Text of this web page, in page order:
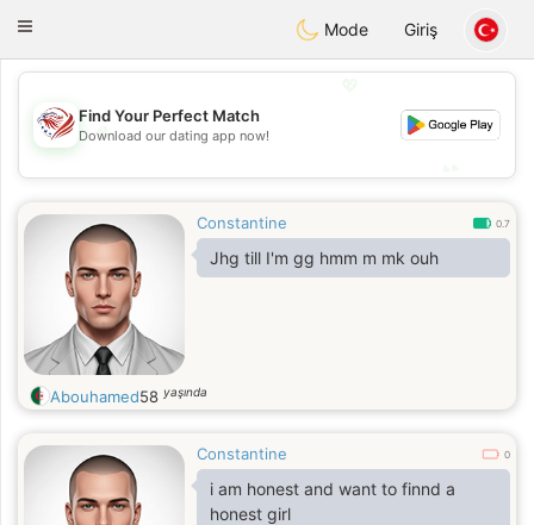
Dating
Toggle
Mode Giriş
💖
💕
Find Your Perfect Match
Download our dating app now!
Constantine 0.7
Jhg till I'm gg hmm m mk ouh
Abouhamed58 yaşında
Constantine 0
i am honest and want to finnd a
honest girl